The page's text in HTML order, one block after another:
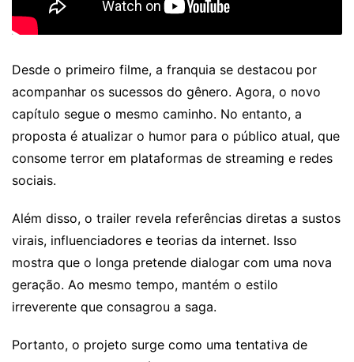
Desde o primeiro filme, a franquia se destacou por
acompanhar os sucessos do gênero. Agora, o novo
capítulo segue o mesmo caminho. No entanto, a
proposta é atualizar o humor para o público atual, que
consome terror em plataformas de streaming e redes
sociais.
Além disso, o trailer revela referências diretas a sustos
virais, influenciadores e teorias da internet. Isso
mostra que o longa pretende dialogar com uma nova
geração. Ao mesmo tempo, mantém o estilo
irreverente que consagrou a saga.
Portanto, o projeto surge como uma tentativa de